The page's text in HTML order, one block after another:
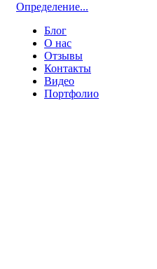
Определение...
Блог
О нас
Отзывы
Контакты
Видео
Портфолио